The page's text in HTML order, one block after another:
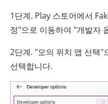
1단계. Play 스토어에서
정"으로 이동하여 "개발자
2단계. "모의 위치 앱 선택"
선택합니다.